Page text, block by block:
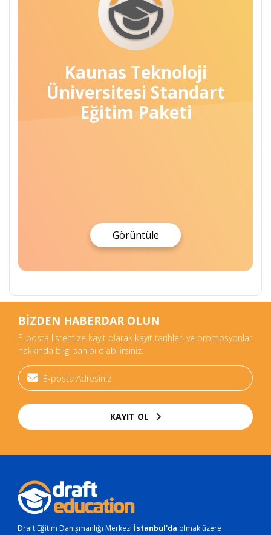
Kaunas Teknoloji
Üniversitesi Standart
Eğitim Paketi
Görüntüle
BİZDEN HABERDAR OLUN
E-posta listemize kayıt olarak kayıt tarihleri ve promosyonlar
hakkında bilgi sahibi olabilirsiniz.
KAYIT OL
Draft Eğitim Danışmanlığı Merkezi İstanbul'da olmak üzere